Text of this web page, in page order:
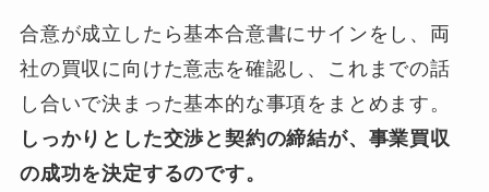
合意が成立したら基本合意書にサインをし、両
社の買収に向けた意志を確認し、これまでの話
し合いで決まった基本的な事項をまとめます。
しっかりとした交渉と契約の締結が、事業買収
の成功を決定するのです。